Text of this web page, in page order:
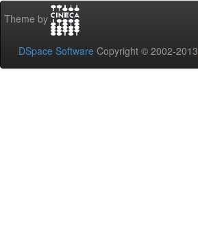
Theme by
DSpace Software Copyright © 2002-2013